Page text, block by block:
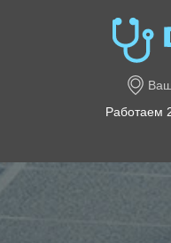
Работаем